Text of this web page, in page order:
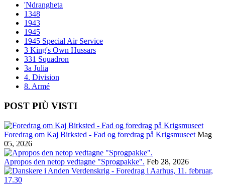
'Ndrangheta
1348
1943
1945
1945 Special Air Service
3 King's Own Hussars
331 Squadron
3a Julia
4. Division
8. Armé
POST PIÙ VISTI
Foredrag om Kaj Birksted - Fad og foredrag på Krigsmuseet Mag
05, 2026
Apropos den netop vedtagne "Sprogpakke". Feb 28, 2026